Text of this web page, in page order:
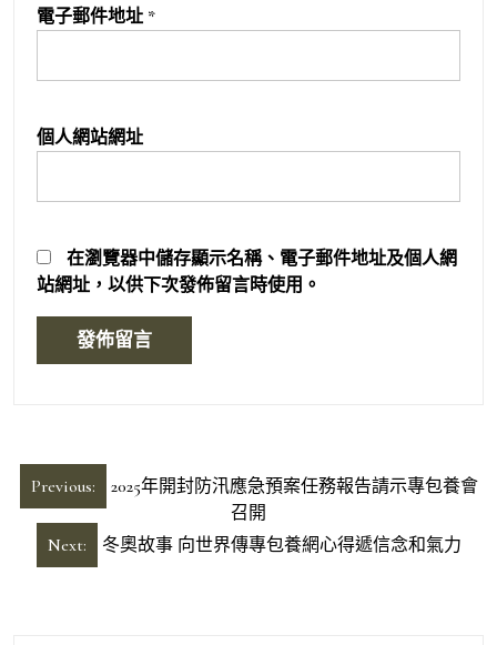
電子郵件地址 *
個人網站網址
在瀏覽器中儲存顯示名稱、電子郵件地址及個人網
站網址，以供下次發佈留言時使用。
文
章
Previous:
2025年開封防汛應急預案任務報告請示專包養會
召開
Next:
冬奧故事 向世界傳專包養網心得遞信念和氣力